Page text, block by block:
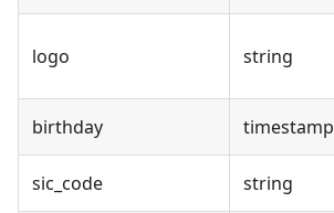
logo string
birthday timestamp
sic_code string